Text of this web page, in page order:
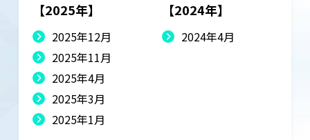
【2025年】
2025年12月
2025年11月
2025年4月
2025年3月
2025年1月
【2024年】
2024年4月